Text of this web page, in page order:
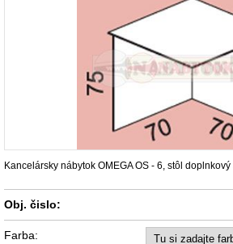
Kancelársky nábytok OMEGA OS - 6, stôl
Obj. čislo:
Farba: